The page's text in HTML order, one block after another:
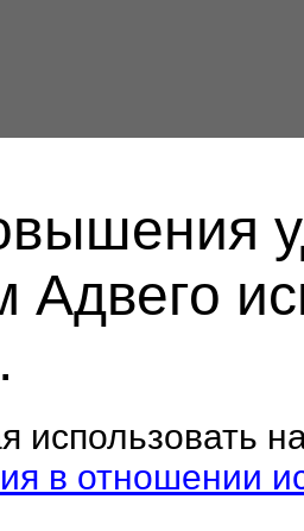
Адвего
использовать
в отношении